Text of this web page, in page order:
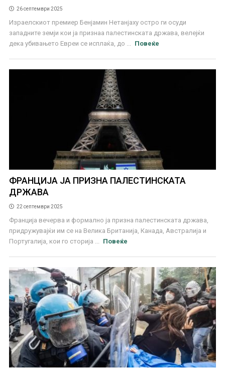
26 септември 2025
Израелскиот премиер Бенјамин Нетанјаху остро ги осуди
западните земји кои ја признаа палестинската држава, велејќи
дека убивањето Евреи се исплаќа, до ...
Повеќе
ФРАНЦИЈА ЈА ПРИЗНА ПАЛЕСТИНСКАТА
ДРЖАВА
22 септември 2025
Франција вечерва и формално ја призна палестинската држава,
придружувајќи им се на Велика Британија, Канада, Австралија и
Португалија, кои го сторија ...
Повеќе